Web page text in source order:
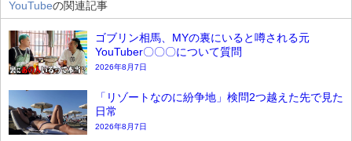
YouTubeの関連記事
ゴブリン相馬、MYの裏にいると噂される元
YouTuber〇〇〇について質問
2026年8月7日
「リゾートなのに紛争地」検問2つ越えた先で見た
日常
2026年8月7日